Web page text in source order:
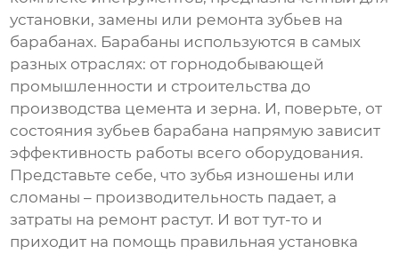
установки, замены или ремонта зубьев на
барабанах. Барабаны используются в самых
разных отраслях: от горнодобывающей
промышленности и строительства до
производства цемента и зерна. И, поверьте, от
состояния зубьев барабана напрямую зависит
эффективность работы всего оборудования.
Представьте себе, что зубья изношены или
сломаны – производительность падает, а
затраты на ремонт растут. И вот тут-то и
приходит на помощь правильнаяустановка